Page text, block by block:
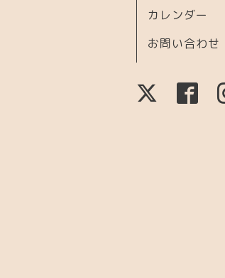
カレンダー
お問い合わせ